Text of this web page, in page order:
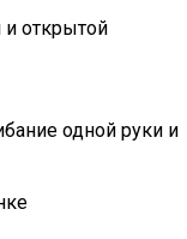
открытой
одной руки и